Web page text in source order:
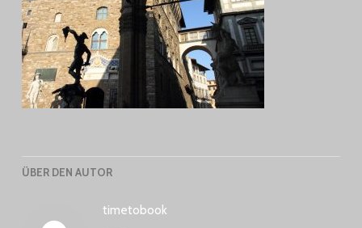
ÜBER DEN AUTOR
timetobook